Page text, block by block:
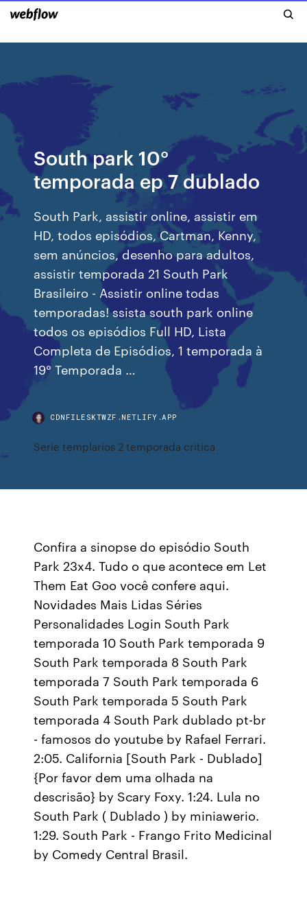
South park 10°
temporada ep 7 dublado
South Park, assistir online, assistir em
HD, todos episódios, Cartman, Kenny,
sem anúncios, desenho para adultos,
assistir temporada 21 South Park
Brasileiro - Assistir online todas
temporadas! ssista south park online
todos os episódios Full HD, Lista
Completa de Episódios, 1 temporada à
19° Temporada …
CDNFILESKTWZF.NETLIFY.APP
Serie templarios 2 temporada critica
Confira a sinopse do episódio South
Park 23x4. Tudo o que acontece em Let
Them Eat Goo você confere aqui.
Novidades Mais Lidas Séries
Personalidades Login South Park
temporada 10 South Park temporada 9
South Park temporada 8 South Park
temporada 7 South Park temporada 6
South Park temporada 5 South Park
temporada 4 South Park dublado pt-br
- famosos do youtube by Rafael Ferrari.
2:05. California [South Park - Dublado]
{Por favor dem uma olhada na
descrisão} by Scary Foxy. 1:24. Lula no
South Park ( Dublado ) by miniawerio.
1:29. South Park - Frango Frito Medicinal
by Comedy Central Brasil.